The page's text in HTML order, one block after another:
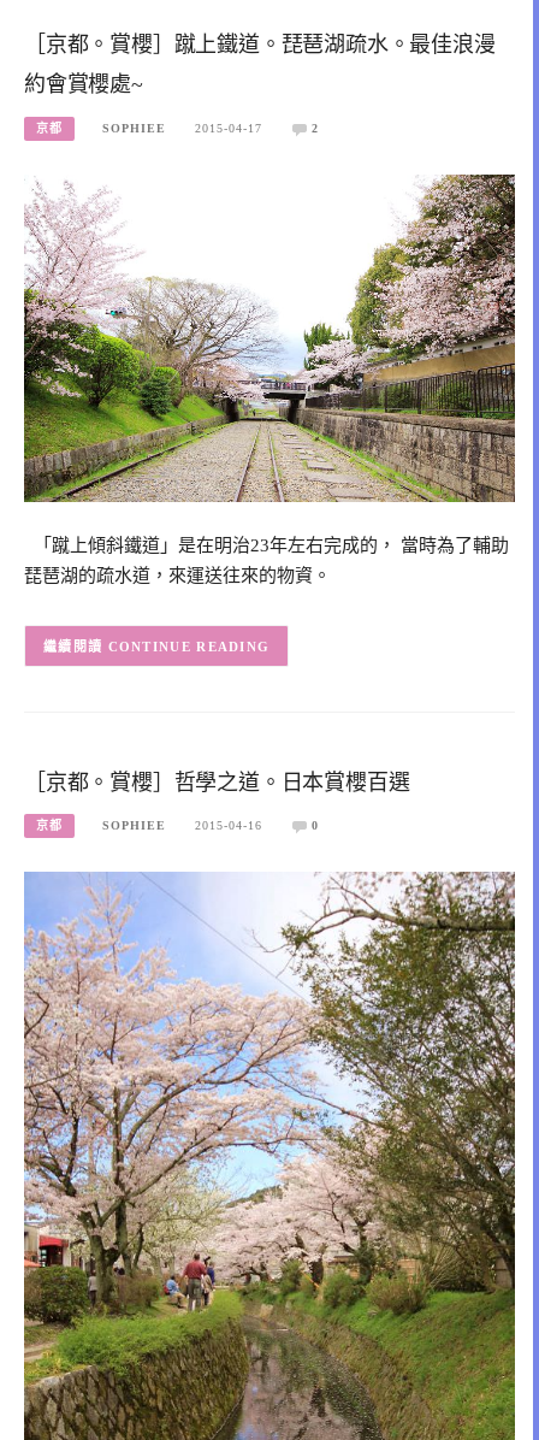
［京都。賞櫻］蹴上鐵道。琵琶湖疏水。最佳浪漫
約會賞櫻處~
京都 SOPHIEE 2015-04-17 2
「蹴上傾斜鐵道」是在明治23年左右完成的， 當時為了輔助
琵琶湖的疏水道，來運送往來的物資。
CONTINUE READING
［京都。賞櫻］哲學之道。日本賞櫻百選
京都 SOPHIEE 2015-04-16 0